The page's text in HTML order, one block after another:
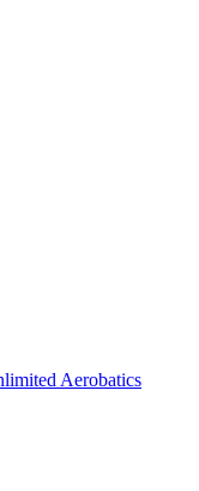
Aerobatics